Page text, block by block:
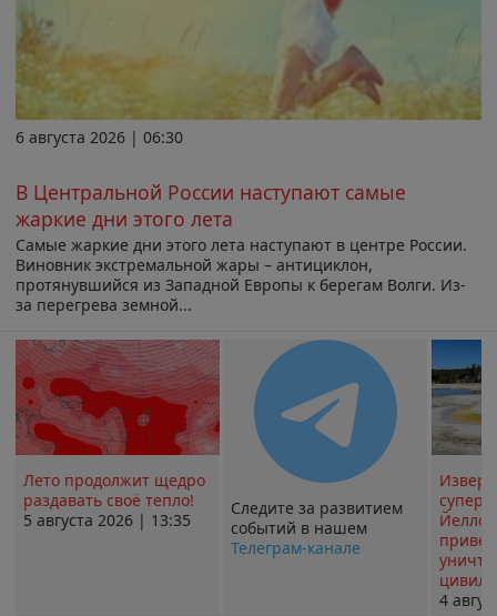
6 августа 2026 | 06:30
В Центральной России наступают самые
жаркие дни этого лета
Самые жаркие дни этого лета наступают в центре России.
Виновник экстремальной жары – антициклон,
протянувшийся из Западной Европы к берегам Волги. Из-
за перегрева земной...
Лето продолжит щедро
раздавать своё тепло!
5 августа 2026 | 13:35
Следите за развитием
событий в нашем
Телеграм-канале
4